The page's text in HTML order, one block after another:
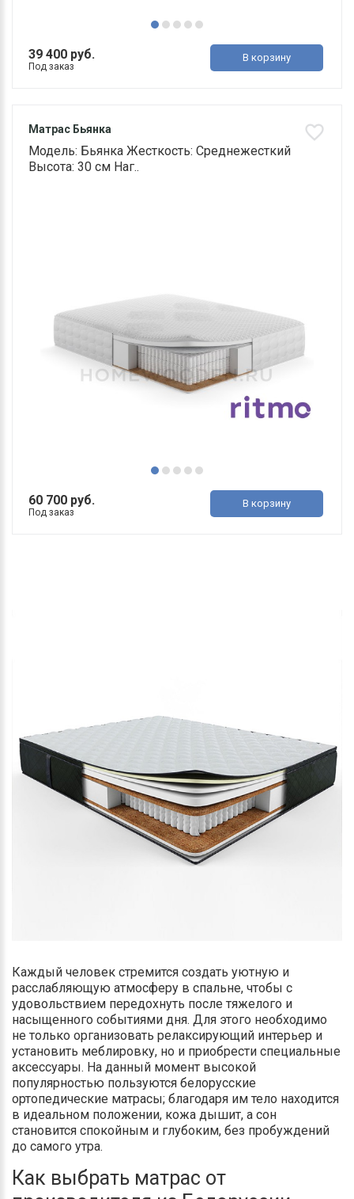
39 400 руб.
Под заказ
В корзину
Матрас Бьянка
Модель: Бьянка Жесткость: Среднежесткий
Высота: 30 см Наг..
60 700 руб.
Под заказ
В корзину
Каждый человек стремится создать уютную и
расслабляющую атмосферу в спальне, чтобы с
удовольствием передохнуть после тяжелого и
насыщенного событиями дня. Для этого необходимо
не только организовать релаксирующий интерьер и
установить меблировку, но и приобрести специальные
аксессуары. На данный момент высокой
популярностью пользуются белорусские
ортопедические матрасы; благодаря им тело находится
в идеальном положении, кожа дышит, а сон
становится спокойным и глубоким, без пробуждений
до самого утра.
Как выбрать матрас от